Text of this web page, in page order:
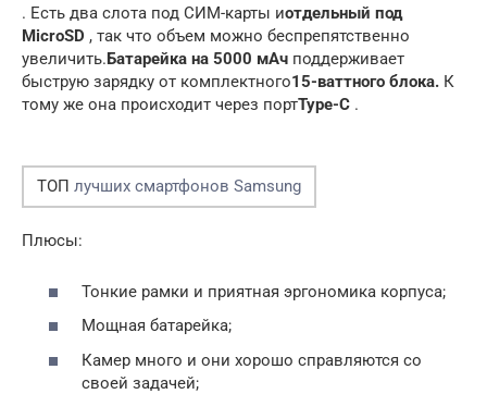
. Есть два слота под СИМ-карты иотдельный под
MicroSD , так что объем можно беспрепятственно
увеличить.Батарейка на 5000 мАч поддерживает
быструю зарядку от комплектного15-ваттного блока. К
тому же она происходит через портType-C .
ТОП лучших смартфонов Samsung
Плюсы:
Тонкие рамки и приятная эргономика корпуса;
Мощная батарейка;
Камер много и они хорошо справляются со
своей задачей;